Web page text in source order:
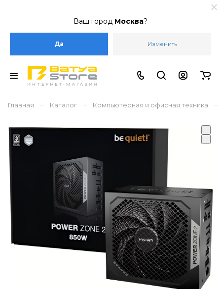
Ваш город Москва?
Да Изменить
Главная – Каталог – Компьютерная и офисная техника –